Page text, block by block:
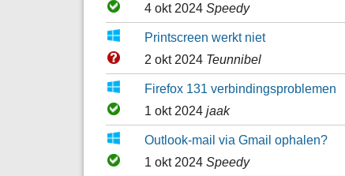
4 okt 2024 Speedy
Printscreen werkt niet
2 okt 2024 Teunnibel
Firefox 131 verbindingsproblemen
1 okt 2024 jaak
Outlook-mail via Gmail ophalen?
1 okt 2024 Speedy